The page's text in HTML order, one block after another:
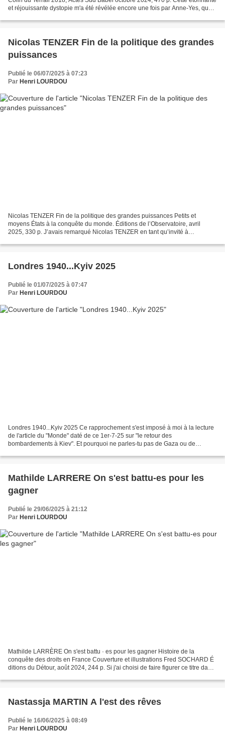
et réjouissante dystopie m'a été révélée encore une fois par Anne-Yes, que
Nicolas TENZER Fin de la politique des grandes
puissances
Publié le 06/07/2025 à 07:23
Par Henri LOURDOU
Nicolas TENZER Fin de la politique des grandes puissances Petits et
moyens États à la conquête du monde. Éditions de l’Observatoire, avril
2025, 330 p. J’avais remarqué Nicolas TENZER en tant qu’invité à
Londres 1940...Kyiv 2025
Publié le 01/07/2025 à 07:47
Par Henri LOURDOU
Londres 1940...Kyiv 2025 Ce rapprochement s'est imposé à moi à la lecture
de l'article du "Monde" daté de ce 1er-7-25 sur "le retour des
bombardements à Kiev". Et pourquoi ne parles-tu pas de Gaza ou de
Mathilde LARRERE On s'est battu-es pour les
gagner
Publié le 29/06/2025 à 21:12
Par Henri LOURDOU
Mathilde LARRÈRE On s'est battu · es pour les gagner Histoire de la
conquête des droits en France Couverture et illustrations Fred SOCHARD É
ditions du Détour, août 2024, 244 p. Si j'ai choisi de faire figurer ce titre dans
Nastassja MARTIN A l'est des rêves
Publié le 16/06/2025 à 08:49
Par Henri LOURDOU